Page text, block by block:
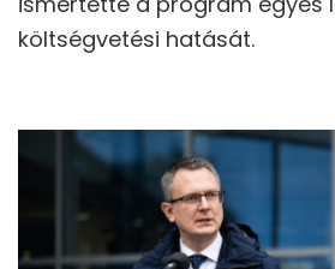
költségvetési hatását.